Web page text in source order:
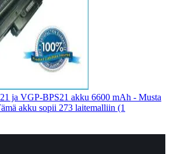
ja VGP-BPS21 akku 6600 mAh - Musta
akku sopii 273 laitemalliin (1